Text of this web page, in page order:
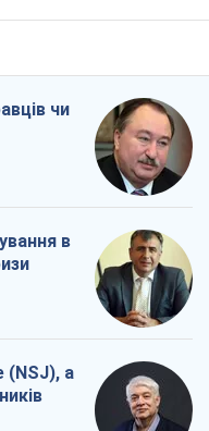
чи
в
(NSJ), а